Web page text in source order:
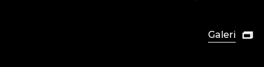
Galeri 